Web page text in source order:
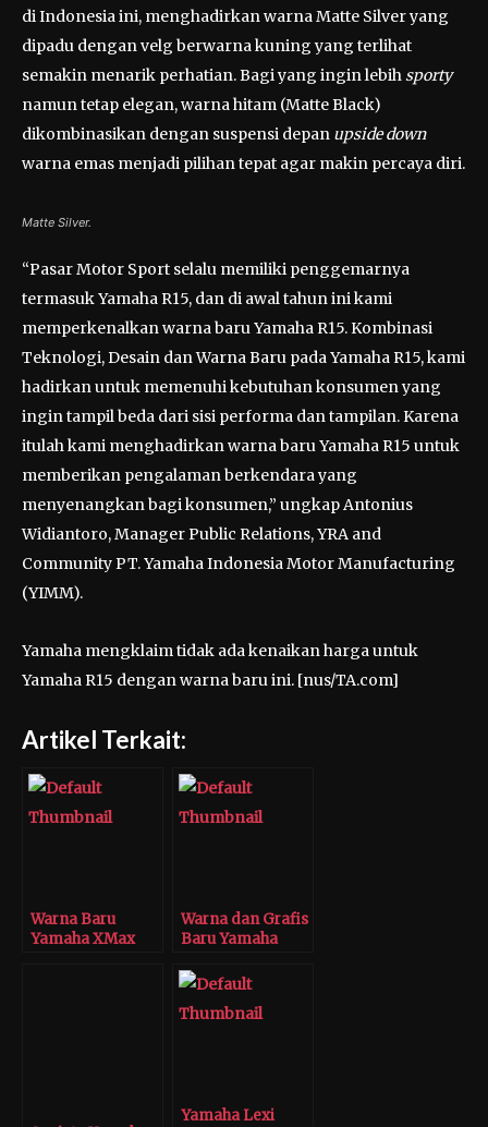
di Indonesia ini, menghadirkan warna Matte Silver yang
dipadu dengan velg berwarna kuning yang terlihat
semakin menarik perhatian. Bagi yang ingin lebih sporty
namun tetap elegan, warna hitam (Matte Black)
dikombinasikan dengan suspensi depan upside down
warna emas menjadi pilihan tepat agar makin percaya diri.
Matte Silver.
“Pasar Motor Sport selalu memiliki penggemarnya
termasuk Yamaha R15, dan di awal tahun ini kami
memperkenalkan warna baru Yamaha R15. Kombinasi
Teknologi, Desain dan Warna Baru pada Yamaha R15, kami
hadirkan untuk memenuhi kebutuhan konsumen yang
ingin tampil beda dari sisi performa dan tampilan. Karena
itulah kami menghadirkan warna baru Yamaha R15 untuk
memberikan pengalaman berkendara yang
menyenangkan bagi konsumen,” ungkap Antonius
Widiantoro, Manager Public Relations, YRA and
Community PT. Yamaha Indonesia Motor Manufacturing
(YIMM).
Yamaha mengklaim tidak ada kenaikan harga untuk
Yamaha R15 dengan warna baru ini. [nus/TA.com]
Artikel Terkait:
Warna Baru
Yamaha XMax
Warna dan Grafis
Baru Yamaha
Yamaha Lexi